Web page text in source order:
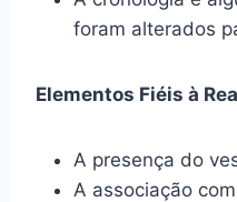
foram alterados
Elementos Fiéis à
A presença do
A associação